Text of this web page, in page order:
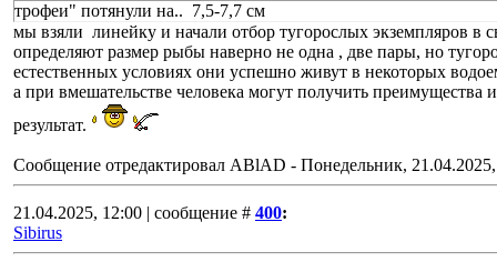
трофеи" потянули на.. 7,5-7,7 см
мы взяли линейку и начали отбор тугорослых экземпляров в
определяют размер рыбы наверно не одна , две пары, но
естественных условиях они успешно живут в некоторых
а при вмешательстве человека могут получить
результат.
Сообщение отредактировал ABlAD - Понедельник,
21.04.2025, 12:00 | сообщение # 400:
Sibirus